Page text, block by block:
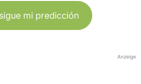
mi predicción
Anzeige